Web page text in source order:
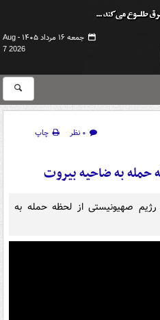
جمعه ۱۶ مرداد ۱۴۰۵ -
Aug
7 2026
۰ نظر
چاپ
حمله به ضاحیه بیروت
صهیونیستی از لحظه حمله به